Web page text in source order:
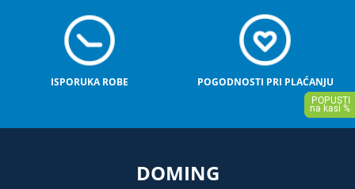
ISPORUKA ROBE POGODNOSTI PRI PLAĆANJU
DOMING